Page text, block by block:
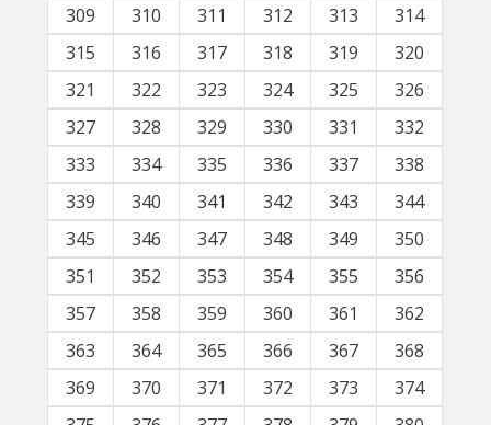
309
310 311 312 313
314
315
316 317 318 319
320
321
322 323 324 325
326
327
328 329 330 331
332
333
334 335 336 337
338
339
340 341 342 343
344
345
346 347 348 349
350
351
352 353 354 355
356
357
358 359 360 361
362
363
364 365 366 367
368
369
370 371 372 373
374